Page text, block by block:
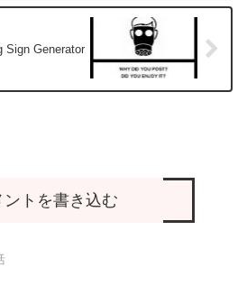
Sign Generator
ントを書き込む